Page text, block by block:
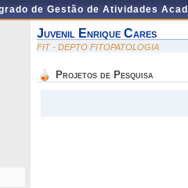
de Gestão de Atividades
Juvenil Enrique Cares
FIT - DEPTO FITOPATOLOGIA
Projetos de Pesquisa